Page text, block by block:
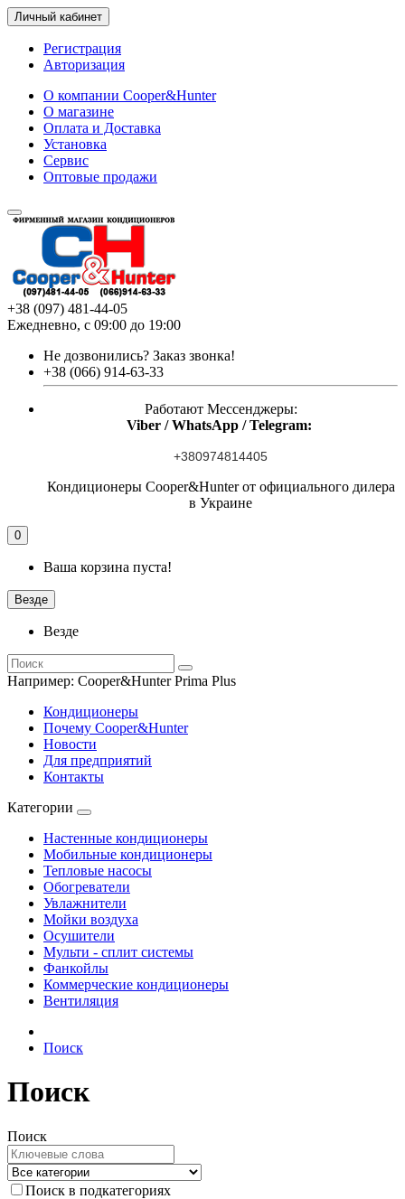
Личный кабинет
Регистрация
Авторизация
О компании Cooper&Hunter
О магазине
Оплата и Доставка
Установка
Сервис
Оптовые продажи
+38 (097) 481-44-05
Ежедневно, с 09:00 до 19:00
Не дозвонились? Заказ звонка!
+38 (066) 914-63-33
Работают Мессенджеры:
Viber / WhatsApp / Telegram:
+380974814405
Кондиционеры Cooper&Hunter от официального дилера
в Украине
0
Ваша корзина пуста!
Везде
Везде
Например: Cooper&Hunter Prima Plus
Кондиционеры
Почему Cooper&Hunter
Новости
Для предприятий
Контакты
Категории
Настенные кондиционеры
Мобильные кондиционеры
Тепловые насосы
Обогреватели
Увлажнители
Мойки воздуха
Осушители
Мульти - сплит системы
Фанкойлы
Коммерческие кондиционеры
Вентиляция
Поиск
Поиск
Поиск
Поиск в подкатегориях